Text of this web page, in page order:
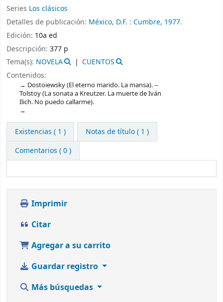
Series Los clásicos
Detalles de publicación: México, D.F. : Cumbre, 1977.
Edición: 10a ed
Descripción: 377 p
Tema(s): NOVELA
CUENTOS
Contenidos:
Dostoiewsky (El eterno marido. La mansa). --
Tolstoy (La sonata a Kreutzer. La muerte de Iván
Ilich. No puedo callarme).
Existencias ( 1 )
Notas de título ( 1 )
Comentarios ( 0 )
Imprimir
Citar
Agregar a su carrito
Guardar registro
Más búsquedas